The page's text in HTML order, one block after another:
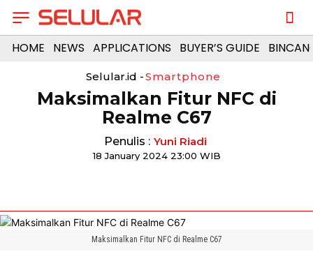
HOME NEWS APPLICATIONS BUYER’S GUIDE
Selular.id -Smartphone
Maksimalkan Fitur NFC di
Realme C67
Penulis : Yuni Riadi
18 January 2024 23:00 WIB
Maksimalkan Fitur NFC di Realme C67